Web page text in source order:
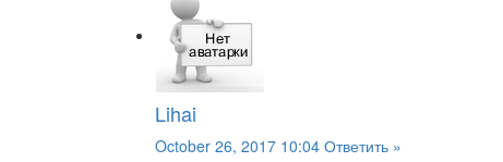
Lihai
October 26, 2017 10:04 Ответить »